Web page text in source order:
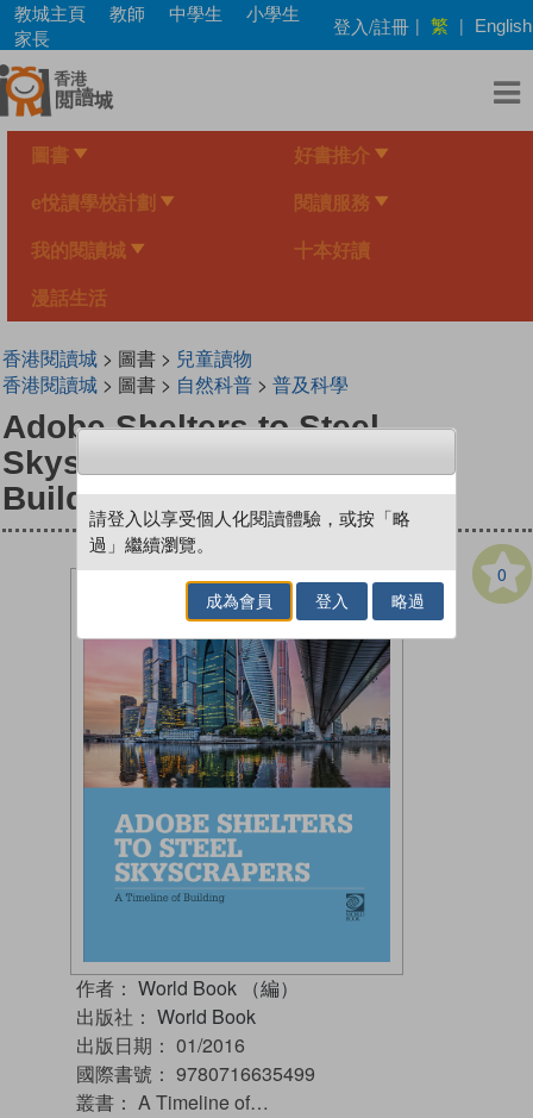
Skip
main
content
教城主頁 教師 中學生
小學生
家長
登入/註冊 | 繁 | English
圖書 好書推介
e悅讀學校計劃 閱讀服務
我的閱讀城 十本好讀
漫話生活
香港閱讀城> 圖書 > 兒童讀物
香港閱讀城> 圖書 > 自然科普> 普及科學
Adobe Shelters to Steel
Skyscsrapers: A Timeline of
Building
0
作者： World Book （編）
出版社： World Book
出版日期： 01/2016
國際書號： 9780716635499
叢書： A Timeline of…
請登入以享受個人化閱讀體驗，或按「略
過」繼續瀏覽。
成為會員 登入 略過